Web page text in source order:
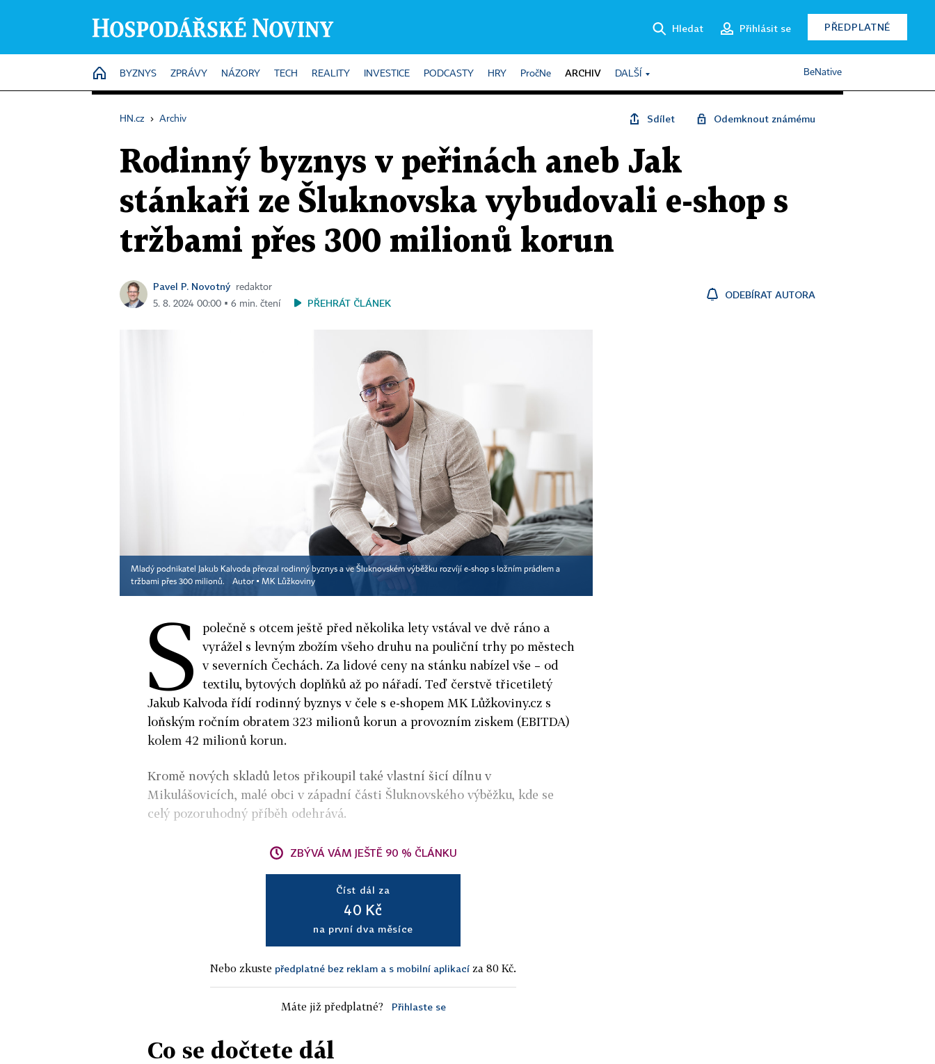
Hledat Přihlásit se PŘEDPLATNÉ
HOME
BYZNYS ZPRÁVY NÁZORY TECH REALITY INVESTICE PODCASTY HRY PročNe ARCHIV DALŠÍ BeNative
HN.cz › Archiv Sdílet Odemknout známému
Rodinný byznys v peřinách aneb Jak
stánkaři ze Šluknovska vybudovali e-shop s
tržbami přes 300 milionů korun
Pavel P. Novotný
redaktor
5. 8. 2024 00:00 ▪ 6 min. čtení
PŘEHRÁT ČLÁNEK
ODEBÍRAT AUTORA
Mladý podnikatel Jakub Kalvoda převzal rodinný byznys a ve Šluknovském výběžku rozvíjí e-shop s ložním prádlem a
tržbami přes 300 milionů.
Autor ▪ MK Lůžkoviny
S
polečně s otcem ještě před několika lety vstával ve dvě ráno a
vyrážel s levným zbožím všeho druhu na pouliční trhy po městech
v severních Čechách. Za lidové ceny na stánku nabízel vše – od
textilu, bytových doplňků až po nářadí. Teď čerstvě třicetiletý
Jakub Kalvoda řídí rodinný byznys v čele s e-shopem MK Lůžkoviny.cz s
loňským ročním obratem 323 milionů korun a provozním ziskem (EBITDA)
kolem 42 milionů korun.
Kromě nových skladů letos přikoupil také vlastní šicí dílnu v
Mikulášovicích, malé obci v západní části Šluknovského výběžku, kde se
celý pozoruhodný příběh odehrává.
ZBÝVÁ VÁM JEŠTĚ 90 % ČLÁNKU
Číst dál za
40 Kč
na první dva měsíce
Nebo zkuste předplatné bez reklam a s mobilní aplikací za 80 Kč.
Máte již předplatné? Přihlaste se
Co se dočtete dál